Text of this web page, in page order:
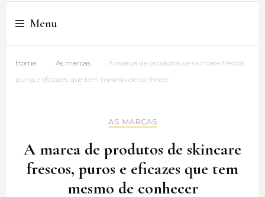
Cristina Amaro
Menu
Home As marcas
A marca de produtos de skincare frescos,
puros e eficazes que tem mesmo de conhecer
AS MARCAS
A marca de produtos de skincare
frescos, puros e eficazes que tem
mesmo de conhecer